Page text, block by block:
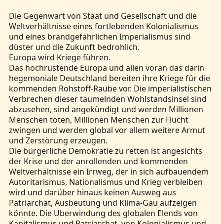
Die Gegenwart von Staat und Gesellschaft und die
Weltverhältnisse eines fortlebenden Kolonialismus
und eines brandgefährlichen Imperialismus sind
düster und die Zukunft bedrohlich.
Europa wird Kriege führen.
Das hochrüstende Europa und allen voran das darin
hegemoniale Deutschland bereiten ihre Kriege für die
kommenden Rohstoff-Raube vor. Die imperialistischen
Verbrechen dieser taumelnden Wohlstandsinsel sind
abzusehen, sind angekündigt und werden Millionen
Menschen töten, Millionen Menschen zur Flucht
zwingen und werden global vor allem weitere Armut
und Zerstörung erzeugen.
Die bürgerliche Demokratie zu retten ist angesichts
der Krise und der anrollenden und kommenden
Weltverhältnisse ein Irrweg, der in sich aufbauendem
Autoritarismus, Nationalismus und Krieg verbleiben
wird und darüber hinaus keinen Ausweg aus
Patriarchat, Ausbeutung und Klima-Gau aufzeigen
könnte. Die Überwindung des globalen Elends von